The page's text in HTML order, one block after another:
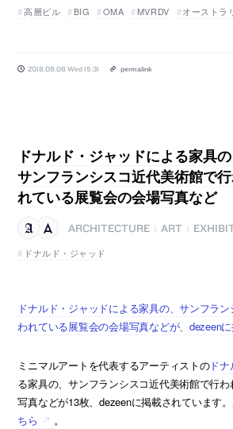
高層ビル BIG OMA MVRDV オーストラ
2018.08.08 Wed 15:31 permalink
ドナルド・ジャッドによる家具の
サンフランシスコ近代美術館で
れている展覧会の会場写真など
ARCHITECTURE ART
ドナルド・ジャッド
ドナルド・ジャッドによる家具の、サンフラ
われている展覧会の会場写真などが、dezeen
ミニマルアートを代表するアーティストのドナ
る家具の、サンフランシスコ近代美術館で行
写真などが13枚、dezeenに掲載されています
ちら
。